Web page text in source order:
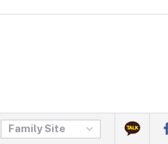
Family Site